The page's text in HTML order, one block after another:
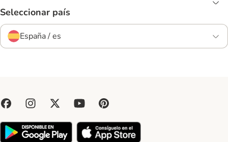
Seleccionar país
España / es